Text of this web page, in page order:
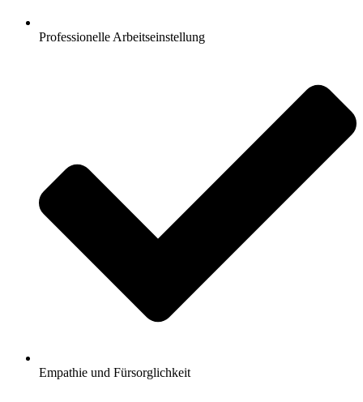
Professionelle Arbeitseinstellung
Empathie und Fürsorglichkeit